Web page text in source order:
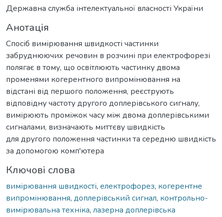
Державна служба інтелектуальної власності України
Анотація
Спосіб вимірювання швидкості частинки
забруднюючих речовин в розчині при електрофорезі
полягає в тому, що освітлюють частинку двома
променями когерентного випромінювання на
відстані від першого положення, реєструють
відповідну частоту другого доплерівського сигналу,
вимірюють проміжок часу між двома доплерівськими
сигналами, визначають миттєву швидкість
для другого положення частинки та середню швидкість
за допомогою комп'ютера
Ключові слова
вимірювання швидкості, електрофорез, когерентне
випромінювання, доплерівський сигнал, контрольно-
вимірювальна техніка, лазерна доплерівська